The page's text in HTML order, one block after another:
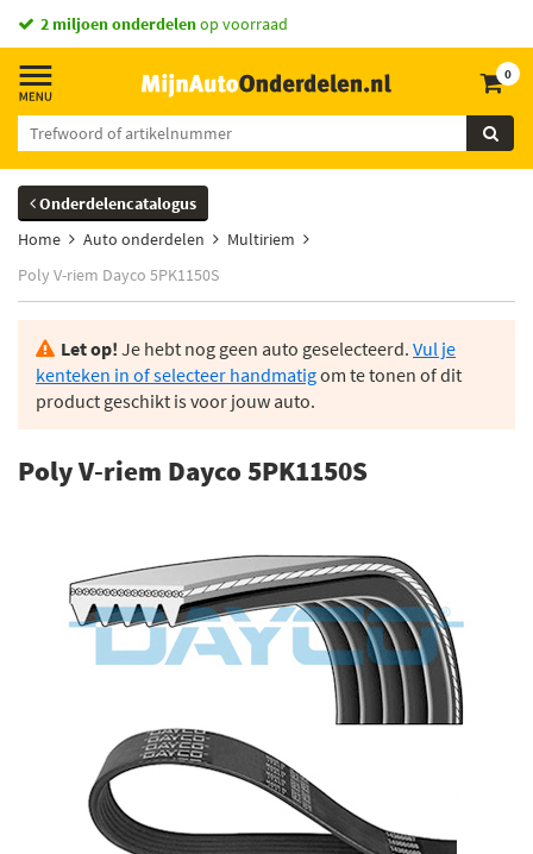
2 miljoen onderdelenop voorraad
0
Onderdelencatalogus
Home
Auto onderdelen
Multiriem
Poly V-riem Dayco 5PK1150S
Let op! Je hebt nog geen auto geselecteerd. Vul je
kenteken in of selecteer handmatigom te tonen of dit
product geschikt is voor jouw auto.
Poly V-riem Dayco 5PK1150S